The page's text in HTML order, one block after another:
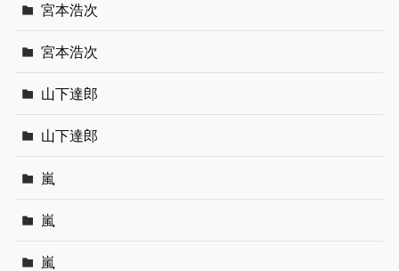
宮本浩次
宮本浩次
山下達郎
山下達郎
嵐
嵐
嵐